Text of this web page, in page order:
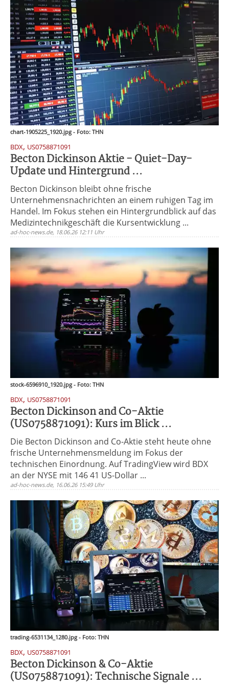
chart-1905225_1920.jpg - Foto: THN
BDX, US0758871091
Becton Dickinson Aktie - Quiet-Day-
Update und Hintergrund ...
Becton Dickinson bleibt ohne frische
Unternehmensnachrichten an einem ruhigen Tag im
Handel. Im Fokus stehen ein Hintergrundblick auf das
Medizintechnikgeschäft die Kursentwicklung ...
ad-hoc-news.de, 18.06.26 12:11 Uhr
stock-6596910_1920.jpg - Foto: THN
BDX, US0758871091
Becton Dickinson and Co-Aktie
(US0758871091): Kurs im Blick ...
Die Becton Dickinson and Co-Aktie steht heute ohne
frische Unternehmensmeldung im Fokus der
technischen Einordnung. Auf TradingView wird BDX
an der NYSE mit 146 41 US-Dollar ...
ad-hoc-news.de, 16.06.26 15:49 Uhr
trading-6531134_1280.jpg - Foto: THN
BDX, US0758871091
Becton Dickinson & Co-Aktie
(US0758871091): Technische Signale ...